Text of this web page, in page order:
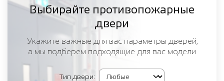
Выбирайте противопожарные
двери
Укажите важные для вас параметры дверей,
а мы подберем подходящие для вас модели
Тип двери: